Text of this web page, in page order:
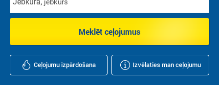
jebkurš
Meklēt ceļojumus
Ceļojumu izpārdošana Izvēlaties man ceļojumu